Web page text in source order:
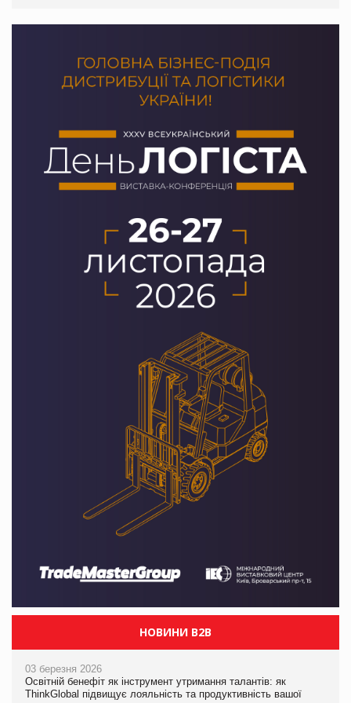
НОВИНИ B2B
03 березня 2026
Освітній бенефіт як інструмент утримання талантів: як
ThinkGlobal підвищує лояльність та продуктивність вашої